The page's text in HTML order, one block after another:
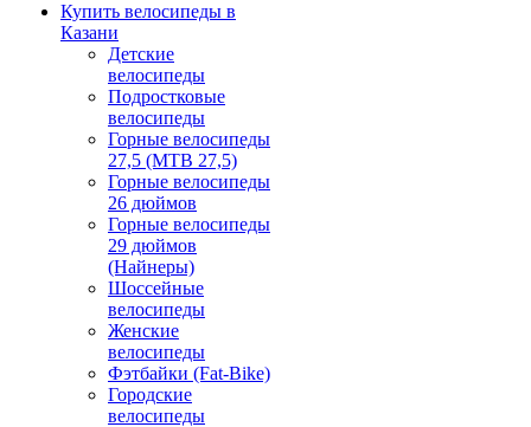
Купить велосипеды в
Казани
Детские
велосипеды
Подростковые
велосипеды
Горные велосипеды
27,5 (MTB 27,5)
Горные велосипеды
26 дюймов
Горные велосипеды
29 дюймов
(Найнеры)
Шоссейные
велосипеды
Женские
велосипеды
Фэтбайки (Fat-Bike)
Городские
велосипеды